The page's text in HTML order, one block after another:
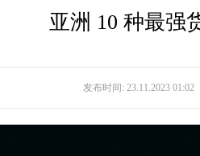
亚洲 10 种最强
发布时间: 23.11.2023 01:02